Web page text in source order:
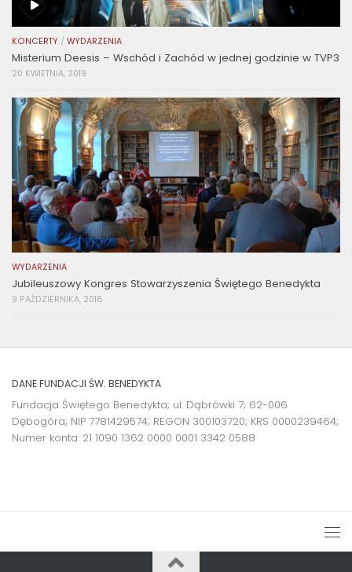
KONCERTY / WYDARZENIA
Misterium Deesis – Wschód i Zachód w jednej godzinie w TVP3
20 KWIETNIA, 2019
WYDARZENIA
Jubileuszowy Kongres Stowarzyszenia Świętego Benedykta
9 PAŹDZIERNIKA, 2018
DANE FUNDACJI ŚW. BENEDYKTA
Fundacja Świętego Benedykta; ul. Dąbrówki 7; 62-006
Dębogóra; NIP 7781429574; REGON 300103720; KRS 0000239464;
Numer konta: 21 1090 1362 0000 0001 3342 0588